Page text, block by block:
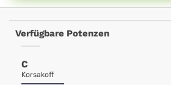
Verfügbare Potenzen
C
Korsakoff